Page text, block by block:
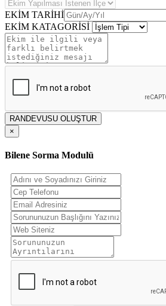
EKİM TARİHİ
EKİM KATAGORİSİ
RANDEVUSU OLUŞTUR
×
Bilene Sorma Modulü